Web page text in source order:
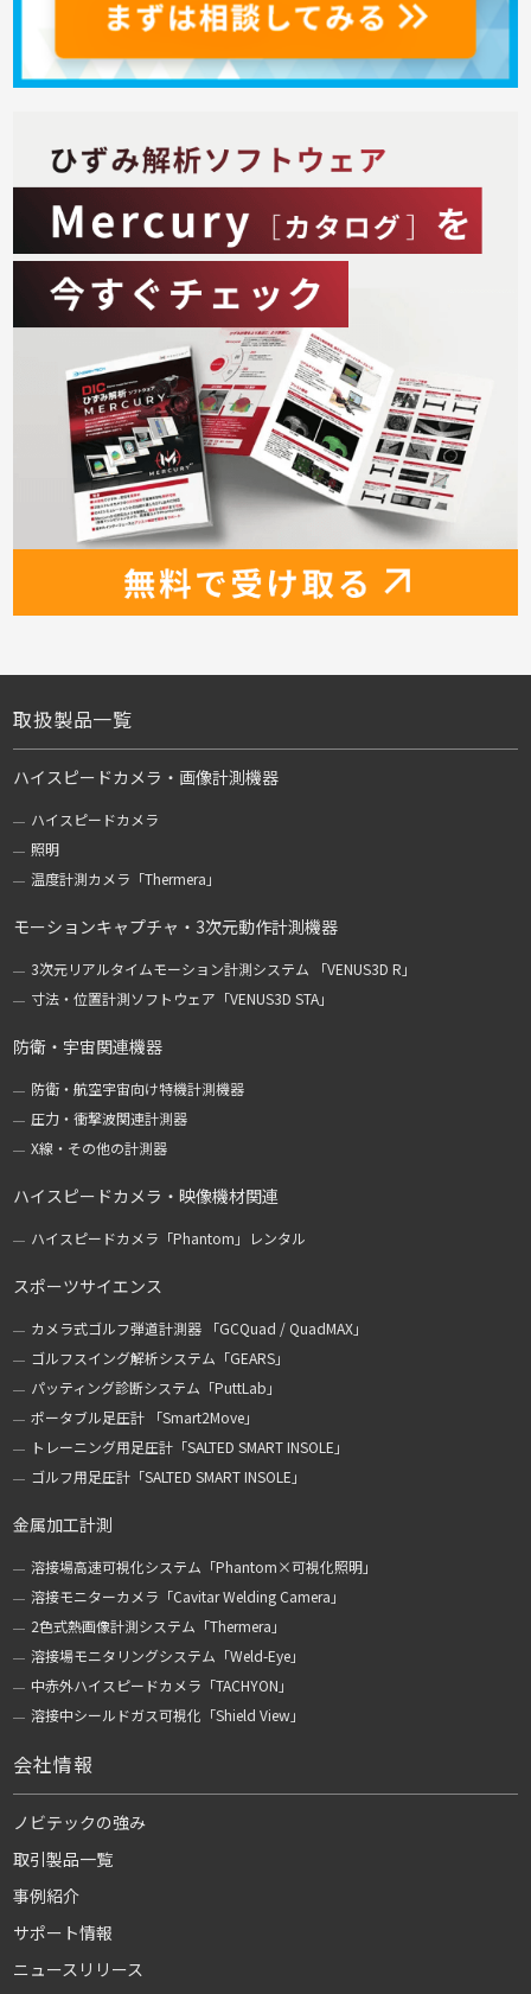
取扱製品一覧
ハイスピードカメラ・画像計測機器
ハイスピードカメラ
照明
温度計測カメラ「Thermera」
モーションキャプチャ・3次元動作計測機器
3次元リアルタイムモーション計測システム 「VENUS3D R」
寸法・位置計測ソフトウェア「VENUS3D STA」
防衛・宇宙関連機器
防衛・航空宇宙向け特機計測機器
圧力・衝撃波関連計測器
X線・その他の計測器
ハイスピードカメラ・映像機材関連
ハイスピードカメラ「Phantom」レンタル
スポーツサイエンス
カメラ式ゴルフ弾道計測器 「GCQuad / QuadMAX」
ゴルフスイング解析システム「GEARS」
パッティング診断システム「PuttLab」
ポータブル足圧計 「Smart2Move」
トレーニング用足圧計「SALTED SMART INSOLE」
ゴルフ用足圧計「SALTED SMART INSOLE」
金属加工計測
溶接場高速可視化システム「Phantom×可視化照明」
溶接モニターカメラ「Cavitar Welding Camera」
2色式熱画像計測システム「Thermera」
溶接場モニタリングシステム「Weld-Eye」
中赤外ハイスピードカメラ「TACHYON」
溶接中シールドガス可視化「Shield View」
会社情報
ノビテックの強み
取引製品一覧
事例紹介
サポート情報
ニュースリリース